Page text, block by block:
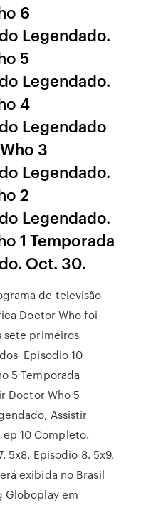
6
Legendado.
5
Legendado.
4
Legendado
3
Legendado.
2
Legendado.
1 Temporada
Oct. 30.
de televisão
Doctor Who foi
sete primeiros
Episodio 10
5 Temporada
Doctor Who 5
Assistir
10 Completo.
5x8. Episodio 8. 5x9.
exibida no Brasil
Globoplay em